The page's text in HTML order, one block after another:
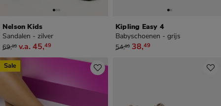
Nelson Kids
Sandalen - zilver
van € 69,99 vanaf € 45,49
69,99 v.a. 45,49
Kipling Easy 4
Babyschoenen - grijs
van € 54,99 voor € 38,49
54,99 38,49
Sale